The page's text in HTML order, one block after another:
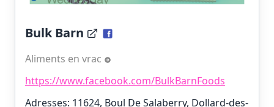
Bulk Barn
Aliments en vrac
https://www.facebook.com/BulkBarnFoods
Adresses: 11624, Boul De Salaberry, Dollard-des-